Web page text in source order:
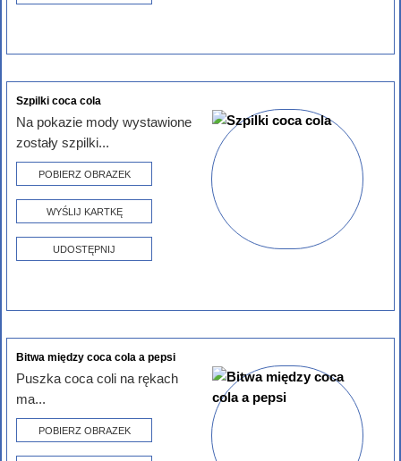
Szpilki coca cola
Na pokazie mody wystawione
zostały szpilki...
POBIERZ OBRAZEK
WYŚLIJ KARTKĘ
UDOSTĘPNIJ
Bitwa między coca cola a pepsi
Puszka coca coli na rękach
ma...
POBIERZ OBRAZEK